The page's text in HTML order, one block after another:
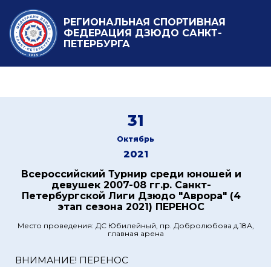
РЕГИОНАЛЬНАЯ СПОРТИВНАЯ
ФЕДЕРАЦИЯ ДЗЮДО САНКТ-
ПЕТЕРБУРГА
31
Октябрь
2021
Всероссийский Турнир среди юношей и
девушек 2007-08 гг.р. Санкт-
Петербургской Лиги Дзюдо "Аврора" (4
этап сезона 2021) ПЕРЕНОС
Место проведения: ДС Юбилейный, пр. Добролюбова д.18А,
главная арена
ВНИМАНИЕ! ПЕРЕНОС